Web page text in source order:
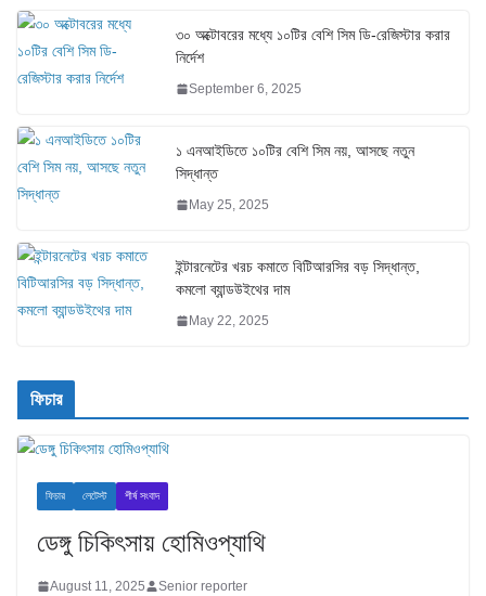
৩০ অক্টোবরের মধ্যে ১০টির বেশি সিম ডি-রেজিস্টার করার
নির্দেশ
September 6, 2025
১ এনআইডিতে ১০টির বেশি সিম নয়, আসছে নতুন
সিদ্ধান্ত
May 25, 2025
ইন্টারনেটের খরচ কমাতে বিটিআরসির বড় সিদ্ধান্ত,
কমলো ব্যান্ডউইথের দাম
May 22, 2025
ফিচার
ফিচার লেটেস্ট শীর্ষ সংবাদ
ডেঙ্গু চিকিৎসায় হোমিওপ্যাথি
August 11, 2025 Senior reporter